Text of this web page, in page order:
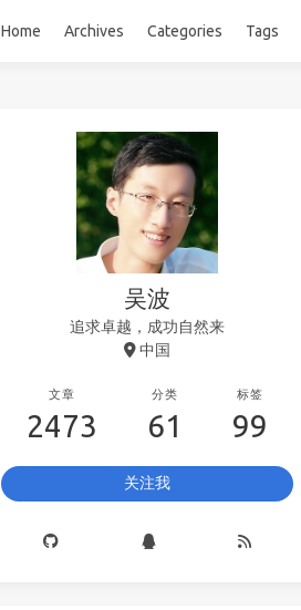
Home Archives Categories Tags
吴波
追求卓越，成功自然来
中国
文章
2473
分类
61
标签
99
关注我